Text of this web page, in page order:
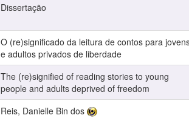
Dissertação
O (re)significado da leitura de contos para
e adultos privados de liberdade
The (re)signified of reading stories to young
people and adults deprived of freedom
Reis, Danielle Bin dos